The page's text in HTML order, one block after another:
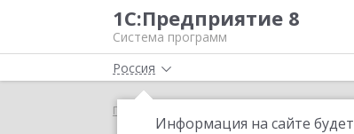
1С:Предприятие 8
Система программ
Россия
Информация на сайте будет
Главная